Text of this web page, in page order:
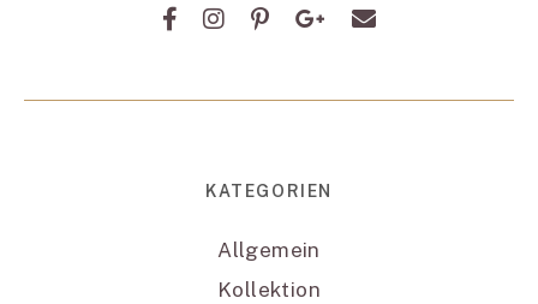
KATEGORIEN
Allgemein
Kollektion